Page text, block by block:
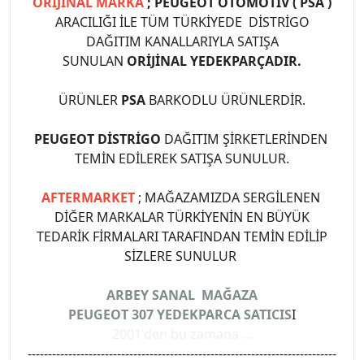
ARACILIĞI İLE TÜM TÜRKİYEDE DİSTRİGO
DAĞITIM KANALLARIYLA SATIŞA
SUNULAN ORİJİNAL YEDEKPARÇADIR.
ÜRÜNLER PSA BARKODLU ÜRÜNLERDİR.
PEUGEOT DİSTRİGO DAĞITIM ŞİRKETLERİNDEN
TEMİN EDİLEREK SATIŞA SUNULUR.
AFTERMARKET ; MAĞAZAMIZDA SERGİLENEN
DİĞER MARKALAR TÜRKİYENİN EN BÜYÜK
TEDARİK FİRMALARI TARAFINDAN TEMİN EDİLİP
SİZLERE SUNULUR
ARBEY SANAL MAĞAZA
PEUGEOT 307 YEDEKPARCA SATICISI
----------------------------------------------------------------------------